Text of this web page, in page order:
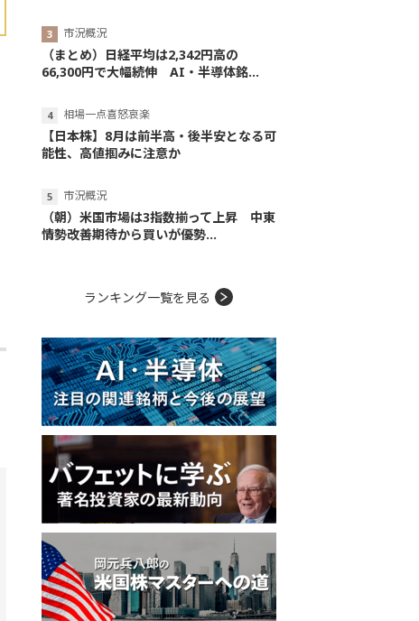
市況概況
（まとめ）日経平均は2,342円高の
66,300円で大幅続伸 AI・半導体銘...
相場一点喜怒哀楽
【日本株】8月は前半高・後半安となる可
能性、高値掴みに注意か
市況概況
（朝）米国市場は3指数揃って上昇 中東
情勢改善期待から買いが優勢...
ランキング一覧を見る